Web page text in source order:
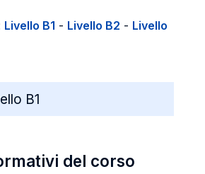
Livello B1 - Livello B2 - Livello
B1
del corso